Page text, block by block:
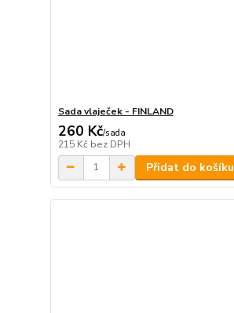
Sada vlaječek - FINLAND
260 Kč/sada
215 Kč bez DPH
Přidat do košíku